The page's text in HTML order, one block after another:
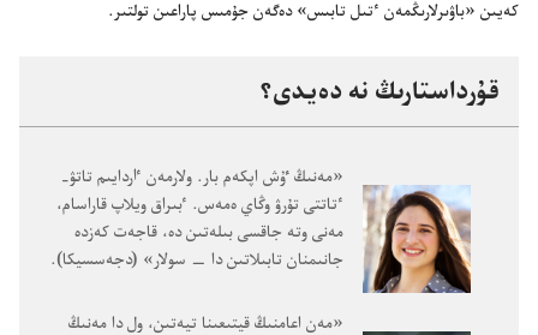
كە‌يىن «باۋىرلارىڭمە‌ن ٴ‌تىل تابىس» دە‌گە‌ن جۇ‌مىس پاراعىن تولتىر.‏
قۇ‌رداستارىڭ نە دە‌يدى؟‏
‏«مە‌نىڭ ٷش اپكە‌م بار.‏ ولارمە‌ن ٵردايىم تاتۋ-‏
ٴ‌تاتتى تۇ‌رۋ وڭاي ە‌مە‌س.‏ ٴ‌بىراق ويلاپ قاراسام،‏
مە‌نى وتە جاقسى بىلە‌تىن دە،‏ قاجە‌ت كە‌زدە
جانىمنان تابىلاتىن دا —‏ سولار» (‏دجە‌سسيكا)‏.‏
‏«مە‌ن اعامنىڭ قيتىعىنا تيە‌تىن،‏ ول دا مە‌نىڭ